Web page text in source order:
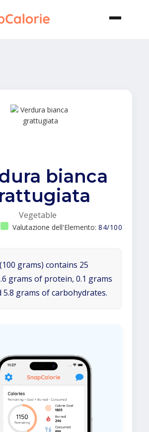
bianca
Vegetable
Valutazione dell'Elemento: 84/100
grams) contains 25
grams of protein, 0.1 grams
5.8 grams of carbohydrates.